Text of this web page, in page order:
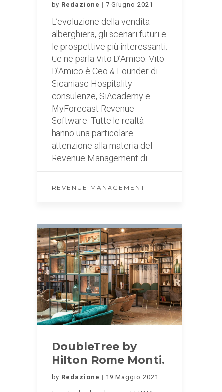
by Redazione 7 Giugno 2021
L’evoluzione della vendita
alberghiera, gli scenari futuri e
le prospettive più interessanti.
Ce ne parla Vito D’Amico. Vito
D’Amico è Ceo & Founder di
Sicaniasc Hospitality
consulenze, SiAcademy e
MyForecast Revenue
Software. Tutte le realtà
hanno una particolare
attenzione alla materia del
Revenue Management di…
REVENUE MANAGEMENT
DoubleTree by
Hilton Rome Monti.
by Redazione 19 Maggio 2021